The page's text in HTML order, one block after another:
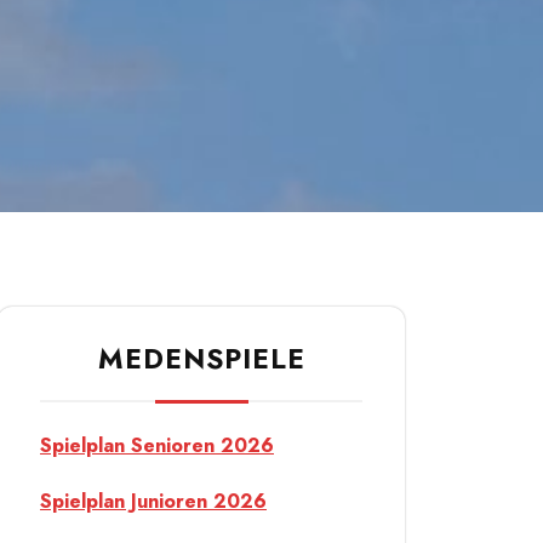
MEDENSPIELE
Spielplan Senioren 2026
Spielplan Junioren 2026